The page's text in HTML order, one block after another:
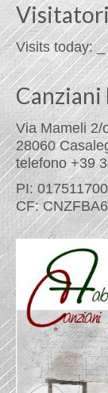
Visits today: _
Canziani
Via Mameli 2/
28060
telefono +39
PI:
CF: